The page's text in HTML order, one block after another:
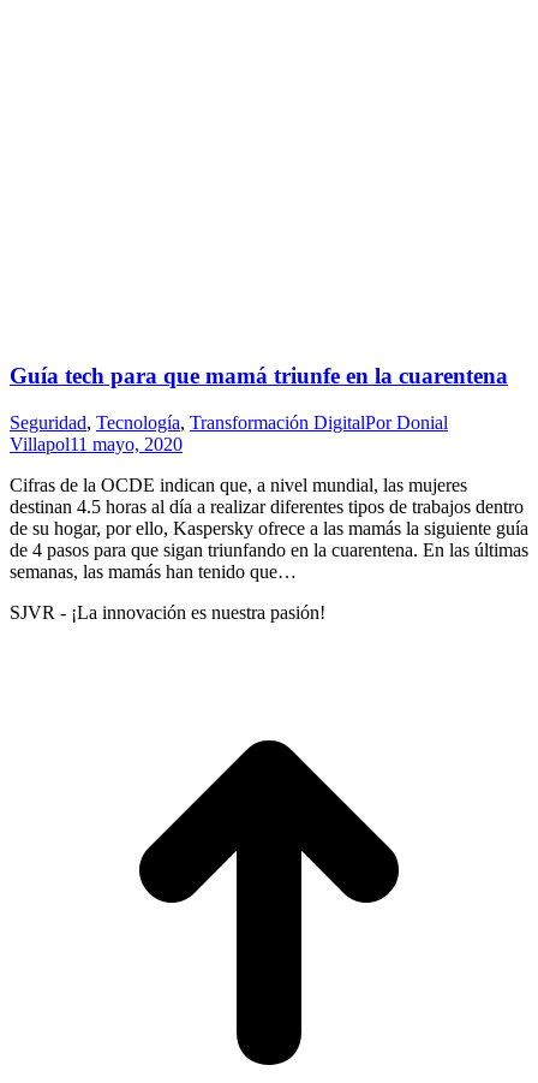
Guía tech para que mamá triunfe en la cuarentena
Seguridad, Tecnología, Transformación DigitalPorDonial
Villapol11 mayo, 2020
Cifras de la OCDE indican que, a nivel mundial, las mujeres
destinan 4.5 horas al día a realizar diferentes tipos de trabajos dentro
de su hogar, por ello, Kaspersky ofrece a las mamás la siguiente guía
de 4 pasos para que sigan triunfando en la cuarentena. En las últimas
semanas, las mamás han tenido que…
SJVR - ¡La innovación es nuestra pasión!